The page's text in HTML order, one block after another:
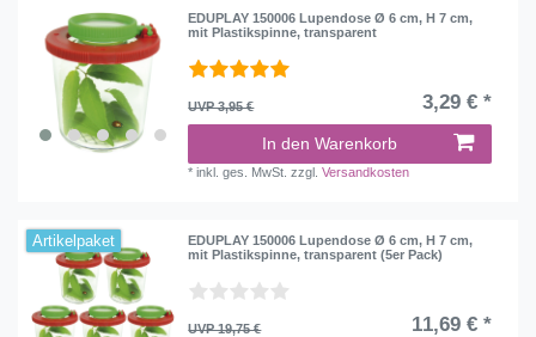
EDUPLAY 150006 Lupendose Ø 6 cm, H 7 cm,
mit Plastikspinne, transparent
UVP 3,95 € 3,29 € *
In den Warenkorb
*inkl. ges. MwSt. zzgl.Versandkosten
Artikelpaket
EDUPLAY 150006 Lupendose Ø 6 cm, H 7 cm,
mit Plastikspinne, transparent (5er Pack)
UVP 19,75 € 11,69 € *